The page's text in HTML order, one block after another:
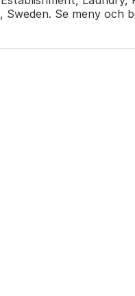
Sweden. Se meny och